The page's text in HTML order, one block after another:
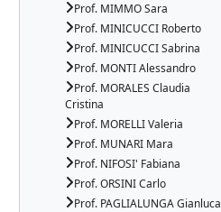
Prof. MIMMO Sara
Prof. MINICUCCI Roberto
Prof. MINICUCCI Sabrina
Prof. MONTI Alessandro
Prof. MORALES Claudia
Cristina
Prof. MORELLI Valeria
Prof. MUNARI Mara
Prof. NIFOSI' Fabiana
Prof. ORSINI Carlo
Prof. PAGLIALUNGA Gianluca